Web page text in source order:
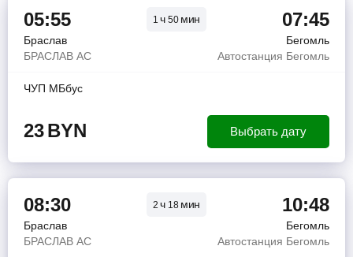
05:55 1ч 50 мин 07:45
Браслав
Бегомль
БРАСЛАВ АС
Автостанция Бегомль
ЧУП МБбус
23BYN Выбрать дату
08:30 2ч 18 мин 10:48
Браслав
Бегомль
БРАСЛАВ АС
Автостанция Бегомль